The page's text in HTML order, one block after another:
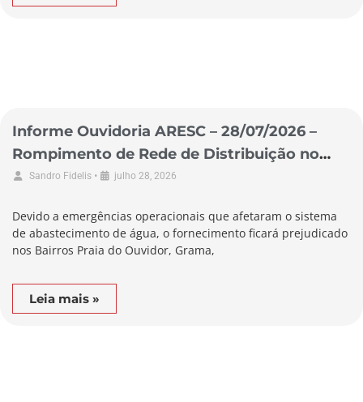
Informe Ouvidoria ARESC – 28/07/2026 –
Rompimento de Rede de Distribuição no
Município de Garopaba
Sandro Fidelis • julho 28, 2026
Devido a emergências operacionais que afetaram o sistema
de abastecimento de água, o fornecimento ficará prejudicado
nos Bairros Praia do Ouvidor, Grama,
Leia mais »